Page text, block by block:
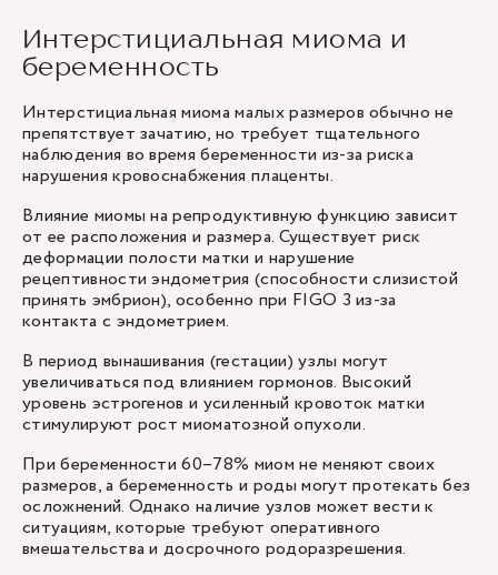
Интерстициальная миома и
беременность
Интерстициальная миома малых размеров обычно не
препятствует зачатию, но требует тщательного
наблюдения во время беременности из-за риска
нарушения кровоснабжения плаценты.
Влияние миомы на репродуктивную функцию зависит
от ее расположения и размера. Существует риск
деформации полости матки и нарушение
рецептивности эндометрия (способности слизистой
принять эмбрион), особенно при FIGO 3 из-за
контакта с эндометрием.
В период вынашивания (гестации) узлы могут
увеличиваться под влиянием гормонов. Высокий
уровень эстрогенов и усиленный кровоток матки
стимулируют рост миоматозной опухоли.
При беременности 60–78% миом не меняют своих
размеров, а беременность и роды могут протекать без
осложнений. Однако наличие узлов может вести к
ситуациям, которые требуют оперативного
вмешательства и досрочного родоразрешения.